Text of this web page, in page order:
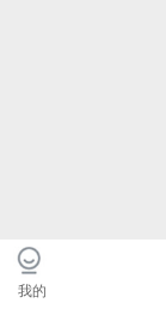
我的